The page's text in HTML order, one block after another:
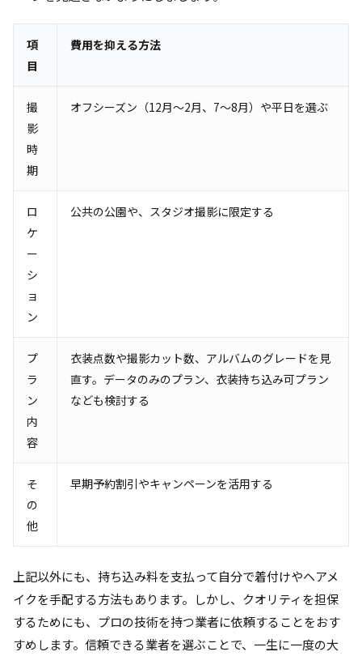
項
目
費用を抑える方法
撮
影
時
期
オフシーズン（12月～2月、7～8月）や平日を選ぶ
ロ
ケ
ー
シ
ョ
ン
公共の公園や、スタジオ撮影に限定する
プ
ラ
ン
内
容
衣装点数や撮影カット数、アルバムのグレードを見
直す。データのみのプラン、衣装持ち込み可プラン
なども検討する
そ
の
他
早期予約割引やキャンペーンを活用する
上記以外にも、持ち込み料を支払って自分で着付けやヘアメ
イクを手配する方法もあります。しかし、クオリティを担保
するためにも、プロの技術を持つ業者に依頼することをおす
すめします。信頼できる業者を選ぶことで、一生に一度の大